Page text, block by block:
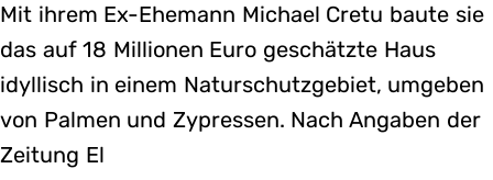
Mit ihrem Ex-Ehemann Michael Cretu baute sie
das auf 18 Millionen Euro geschätzte Haus
idyllisch in einem Naturschutzgebiet, umgeben
von Palmen und Zypressen. Nach Angaben der
Zeitung El